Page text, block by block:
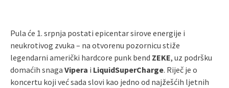
Pula će 1. srpnja postati epicentar sirove energije i
neukrotivog zvuka – na otvorenu pozornicu stiže
legendarni američki hardcore punk bend ZEKE, uz podršku
domaćih snaga Vipera i LiquidSuperCharge. Riječ je o
koncertu koji već sada slovi kao jedno od najžešćih ljetnih